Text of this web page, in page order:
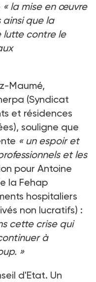
« la mise en œuvre
ainsi que la
lutte contre le
Maumé,
(Syndicat
et résidences
souligne que
« un espoir et
et les
pour Antoine
la Fehap
hospitaliers
non lucratifs) :
cette crise qui
à
»
d'Etat. Un